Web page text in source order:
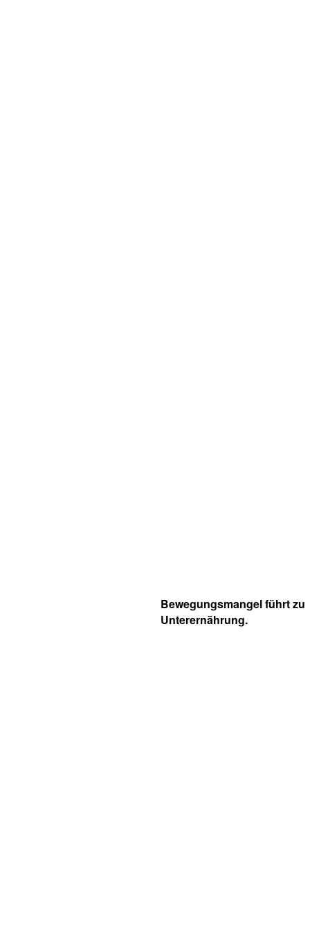
Bewegungsmangel führt zu
Unterernährung.